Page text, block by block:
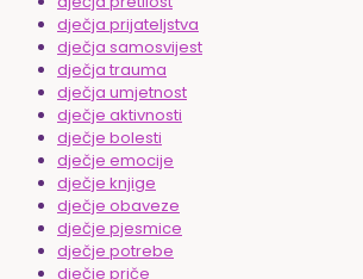
dječja prijateljstva
dječja samosvijest
dječja trauma
dječja umjetnost
dječje aktivnosti
dječje bolesti
dječje emocije
dječje knjige
dječje obaveze
dječje pjesmice
dječje potrebe
dječje priče